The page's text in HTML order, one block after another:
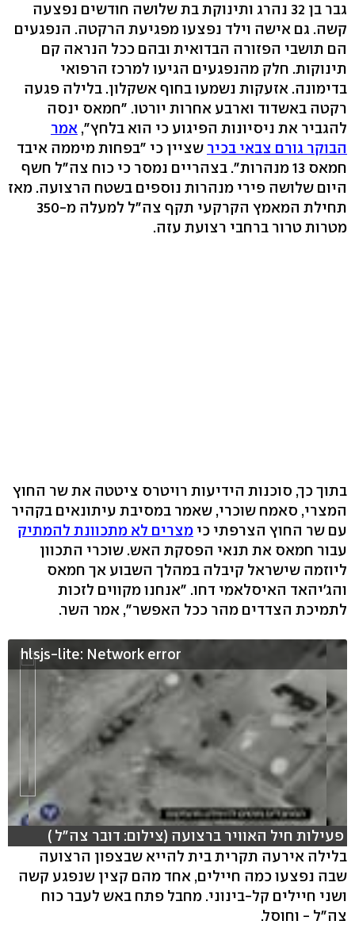
גבר בן 32 נהרג ותינוקת בת שלושה חודשים נפצעה
קשה. גם אישה וילד נפצעו מפגיעת הרקטה. הנפגעים
הם תושבי הפזורה הבדואית ובהם ככל הנראה קם
תינוקות. חלק מהנפגעים הגיעו למרכז הרפואי
בדימונה. אזעקות נשמעו בחוף אשקלון. בלילה פגעה
רקטה באשדוד וארבע אחרות יורטו. "חמאס ינסה
להגביר את ניסיונות הפיגוע כי הוא בלחץ", אמר
הבוקר גורם צבאי בכיר שציין כי "בפחות מיממה איבד
חמאס 13 מנהרות". בצהריים נמסר כי כוח צה"ל חשף
היום שלושה פירי מנהרות נוספים בשטח הרצועה. מאז
תחילת המאמץ הקרקעי תקף צה"ל למעלה מ-350
מטרות טרור ברחבי רצועת עזה.
בתוך כך, סוכנות הידיעות רויטרס ציטטה את שר החוץ
המצרי, סאמח שוכרי, שאמר במסיבת עיתונאים בקהיר
עם שר החוץ הצרפתי כי מצרים לא מתכוונת להמתיק
עבור חמאס את תנאי הפסקת האש. שוכרי התכוון
ליוזמה שישראל קיבלה במהלך השבוע אך חמאס
והג'יהאד האיסלאמי דחו. "אנחנו מקווים לזכות
לתמיכת הצדדים מהר ככל האפשר", אמר השר.
hlsjs-lite: Network error
פעילות חיל האוויר ברצועה (צילום: דובר צה"ל )
בלילה אירעה תקרית בית להייא שבצפון הרצועה
שבה נפצעו כמה חיילים, אחד מהם קצין שנפגע קשה
ושני חיילים קל-בינוני. מחבל פתח באש לעבר כוח
צה"ל - וחוסל.